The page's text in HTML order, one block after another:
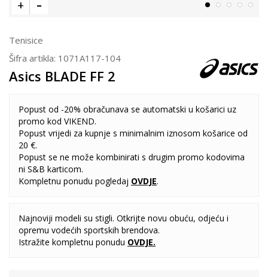
Tenisice
Šifra artikla: 1071A117-104
Asics BLADE FF 2
Popust od -20% obračunava se automatski u košarici uz
promo kod VIKEND.
Popust vrijedi za kupnje s minimalnim iznosom košarice od
20 €.
Popust se ne može kombinirati s drugim promo kodovima
ni S&B karticom.
Kompletnu ponudu pogledaj OVDJE.
Najnoviji modeli su stigli. Otkrijte novu obuću, odjeću i
opremu vodećih sportskih brendova.
Istražite kompletnu ponudu OVDJE.